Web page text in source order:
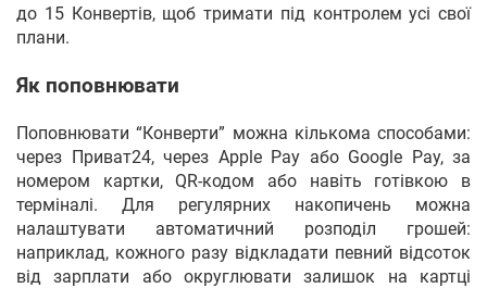
до 15 Конвертів, щоб тримати під контролем усі свої
плани.
Як поповнювати
Поповнювати “Конверти” можна кількома способами:
через Приват24, через Apple Pay або Google Pay, за
номером картки, QR-кодом або навіть готівкою в
терміналі. Для регулярних накопичень можна
налаштувати автоматичний розподіл грошей:
наприклад, кожного разу відкладати певний відсоток
від зарплати або округлювати залишок на картці